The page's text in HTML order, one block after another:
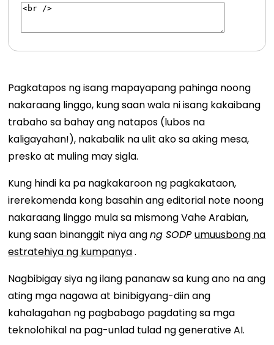
Pagkatapos ng isang mapayapang pahinga noong
nakaraang linggo, kung saan wala ni isang kakaibang
trabaho sa bahay ang natapos (lubos na
kaligayahan!), nakabalik na ulit ako sa aking mesa,
presko at muling may sigla.
Kung hindi ka pa nagkakaroon ng pagkakataon,
irerekomenda kong basahin ang editorial note noong
nakaraang linggo mula sa mismong Vahe Arabian,
kung saan binanggit niya angng SODPumuusbong na
estratehiya ng kumpanya.
Nagbibigay siya ng ilang pananaw sa kung ano na ang
ating mga nagawa at binibigyang-diin ang
kahalagahan ng pagbabago pagdating sa mga
teknolohikal na pag-unlad tulad ng generative AI.